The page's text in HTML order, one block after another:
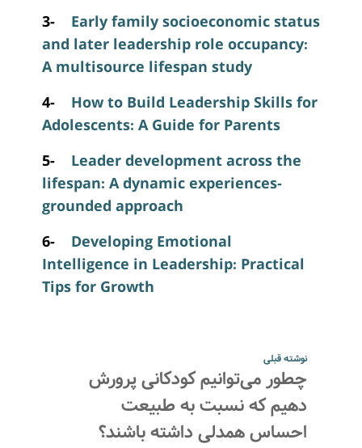
3-
Early family socioeconomic status
and later leadership role occupancy:
A multisource lifespan study
4-
How to Build Leadership Skills for
Adolescents: A Guide for Parents
5-
Leader development across the
lifespan: A dynamic experiences-
grounded approach
6-
Developing Emotional
Intelligence in Leadership: Practical
Tips for Growth
نوشته قبلی
چطور می‌توانیم کودکانی پرورش
دهیم که نسبت به طبیعت
احساس همدلی داشته باشند؟